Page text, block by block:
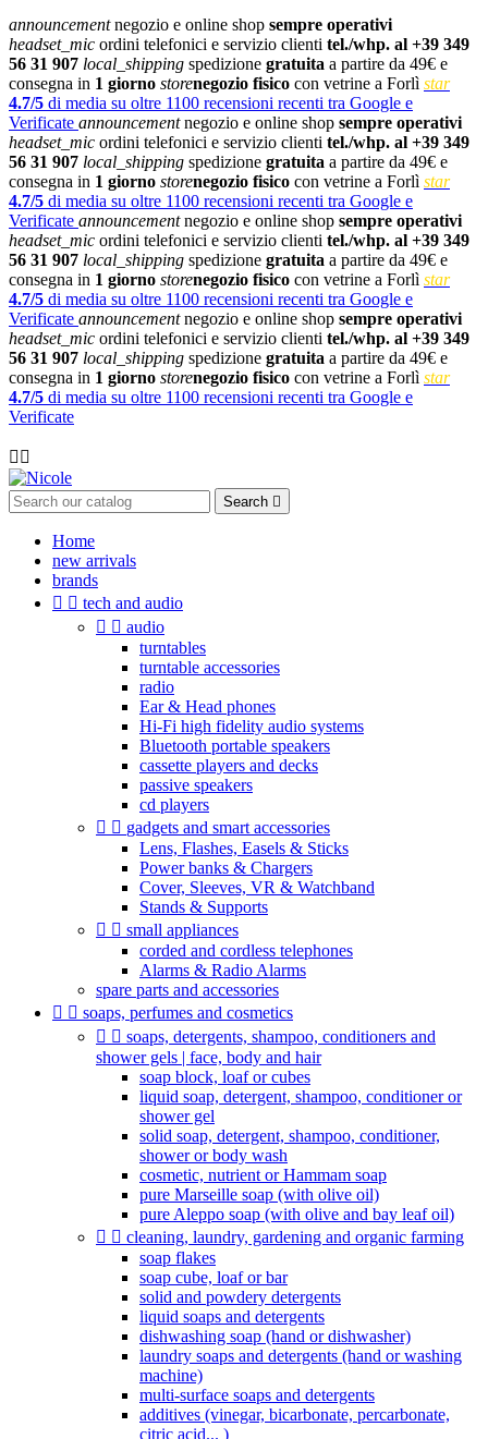
announcementnegozio e online shop sempre operativi
headset_mic ordini telefonici e servizio clienti tel./whp. al +39 349
56 31 907 local_shipping spedizione gratuita a partire da 49€ e
consegna in 1 giorno storenegozio fisico con vetrine a Forlì star
4.7/5 di media su oltre 1100 recensioni recenti tra Google e
Verificate announcementnegozio e online shop sempre operativi
headset_mic ordini telefonici e servizio clienti tel./whp. al +39 349
56 31 907 local_shipping spedizione gratuita a partire da 49€ e
consegna in 1 giorno storenegozio fisico con vetrine a Forlì star
4.7/5 di media su oltre 1100 recensioni recenti tra Google e
Verificate announcementnegozio e online shop sempre operativi
headset_mic ordini telefonici e servizio clienti tel./whp. al +39 349
56 31 907 local_shipping spedizione gratuita a partire da 49€ e
consegna in 1 giorno storenegozio fisico con vetrine a Forlì star
4.7/5 di media su oltre 1100 recensioni recenti tra Google e
Verificate announcementnegozio e online shop sempre operativi
headset_mic ordini telefonici e servizio clienti tel./whp. al +39 349
56 31 907 local_shipping spedizione gratuita a partire da 49€ e
consegna in 1 giorno storenegozio fisico con vetrine a Forlì star
4.7/5 di media su oltre 1100 recensioni recenti tra Google e
Verificate

Search 
Home
new arrivals
brands
  tech and audio
  audio
turntables
turntable accessories
radio
Ear & Head phones
Hi-Fi high fidelity audio systems
Bluetooth portable speakers
cassette players and decks
passive speakers
cd players
  gadgets and smart accessories
Lens, Flashes, Easels & Sticks
Power banks & Chargers
Cover, Sleeves, VR & Watchband
Stands & Supports
  small appliances
corded and cordless telephones
Alarms & Radio Alarms
spare parts and accessories
  soaps, perfumes and cosmetics
  soaps, detergents, shampoo, conditioners and
shower gels | face, body and hair
soap block, loaf or cubes
liquid soap, detergent, shampoo, conditioner or
shower gel
solid soap, detergent, shampoo, conditioner,
shower or body wash
cosmetic, nutrient or Hammam soap
pure Marseille soap (with olive oil)
pure Aleppo soap (with olive and bay leaf oil)
  cleaning, laundry, gardening and organic farming
soap flakes
soap cube, loaf or bar
solid and powdery detergents
liquid soaps and detergents
dishwashing soap (hand or dishwasher)
laundry soaps and detergents (hand or washing
machine)
multi-surface soaps and detergents
additives (vinegar, bicarbonate, percarbonate,
citric acid... )